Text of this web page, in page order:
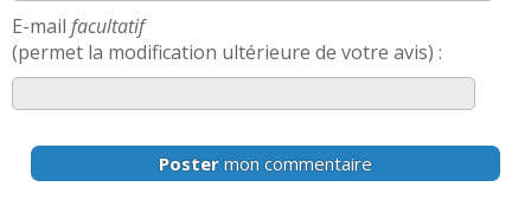
E-mail facultatif
(permet la modification ultérieure de votre avis) :
Poster mon commentaire